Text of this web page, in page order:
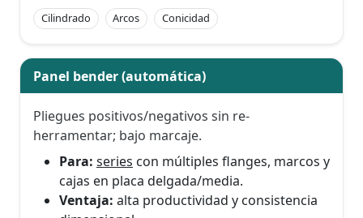
Cilindrado Arcos Conicidad
Panel bender (automática)
Pliegues positivos/negativos sin re-
herramentar; bajo marcaje.
Para: series con múltiples flanges, marcos y
cajas en placa delgada/media.
Ventaja: alta productividad y consistencia